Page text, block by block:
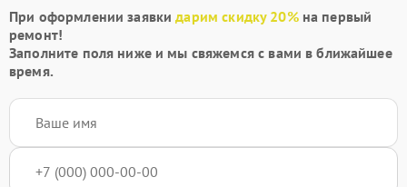
При оформлении заявкидарим скидку 20%на первый
ремонт!
Заполните поля ниже и мы свяжемся с вами в ближайшее
время.